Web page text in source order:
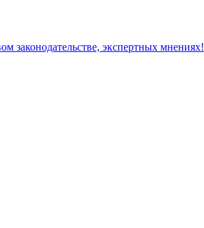
законодательстве, экспертных мнениях!